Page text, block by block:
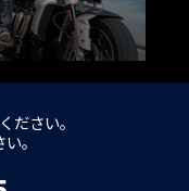
ださい。
。